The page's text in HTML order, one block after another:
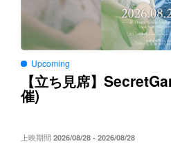
Upcoming
【立ち見席】
催)
上映期間 2026/08/28 - 2026/08/28